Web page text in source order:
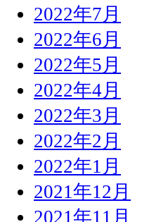
2022年7月
2022年6月
2022年5月
2022年4月
2022年3月
2022年2月
2022年1月
2021年12月
2021年11月